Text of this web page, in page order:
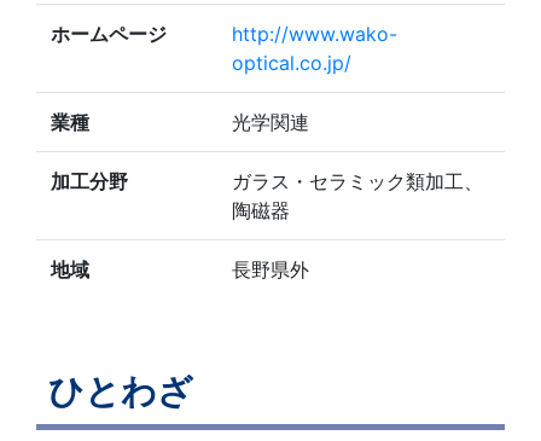
ホームページ
http://www.wako-
optical.co.jp/
業種 光学関連
加工分野
ガラス・セラミック類加工、
陶磁器
地域 長野県外
ひとわざ